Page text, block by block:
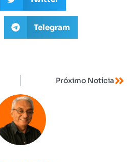
Telegram
Próximo Notícia